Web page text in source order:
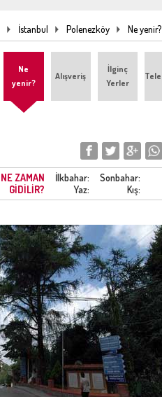
İstanbul Polenezköy Ne yenir?
Ne
yenir?
Alışveriş
İlginç
Yerler
NE ZAMAN
GİDİLİR?
İlkbahar:
Yaz:
Sonbahar:
Kış: